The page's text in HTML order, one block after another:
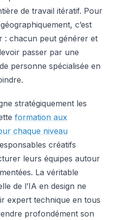
de travail itératif. Pour
c’est
: chacun peut générer et
passer par une
personne spécialisée en
stratégiquement les
formation aux
chaque niveau
créatifs
leurs équipes autour
La véritable
de l’IA en design ne
expert technique en tous
profondément son